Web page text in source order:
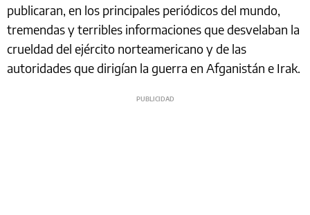
publicaran, en los principales periódicos del mundo,
tremendas y terribles informaciones que desvelaban la
crueldad del ejército norteamericano y de las
autoridades que dirigían la guerra en Afganistán e Irak.